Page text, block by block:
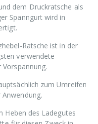
dem Druckratsche als
Spanngurt wird in
Ratsche ist in der
verwendete
zum Umreifen
Heben des Ladegutes